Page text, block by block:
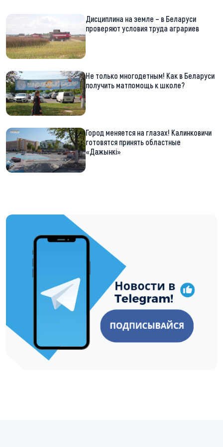
Дисциплина на земле – в Беларуси
проверяют условия труда аграриев
Не только многодетным! Как в Беларуси
получить матпомощь к школе?
Город меняется на глазах! Калинковичи
готовятся принять областные
«Дажынкі»
https://t.me/minskctvby